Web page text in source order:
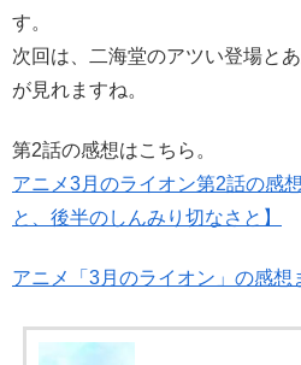
す。
次回は、二海堂のアツい登場と
が見れますね。
第2話の感想はこちら。
アニメ3月のライオン第2話の感
と、後半のしんみり切なさと】
アニメ「3月のライオン」の感想